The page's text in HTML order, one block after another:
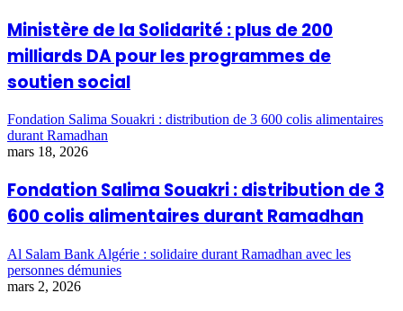
Ministère de la Solidarité : plus de 200
milliards DA pour les programmes de
soutien social
Fondation Salima Souakri : distribution de 3 600 colis alimentaires
durant Ramadhan
mars 18, 2026
Fondation Salima Souakri : distribution de 3
600 colis alimentaires durant Ramadhan
Al Salam Bank Algérie : solidaire durant Ramadhan avec les
personnes démunies
mars 2, 2026